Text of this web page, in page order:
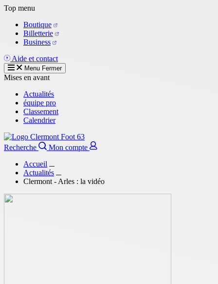
Aller
contenu
principal
Top menu
Boutique
Billetterie
Business
Aide et contact
Menu Fermer
Mises en avant
Actualités
équipe pro
Classement
Calendrier
Recherche
Mon compte
Accueil
Actualités
Clermont - Arles : la vidéo